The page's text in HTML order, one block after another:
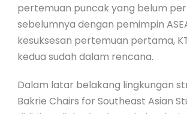
pertemuan puncak yang belum
sebelumnya dengan pemimpin
kesuksesan pertemuan pertama,
kedua sudah dalam rencana.
Dalam latar belakang lingkungan
Bakrie Chairs for Southeast Asian